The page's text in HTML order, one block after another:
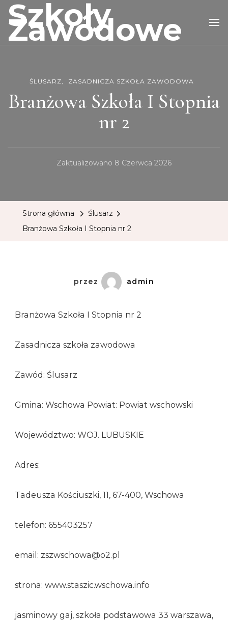
Szkoły
Zawodowe
ŚLUSARZ ZASADNICZA SZKOŁA ZAWODOWA
Branżowa Szkoła I Stopnia
nr 2
Zaktualizowano 8 Czerwca 2026
Strona główna
Ślusarz
Branżowa Szkoła I Stopnia nr 2
przez admin
Branżowa Szkoła I Stopnia nr 2
Zasadnicza szkoła zawodowa
Zawód: Ślusarz
Gmina: Wschowa Powiat: Powiat wschowski
Województwo: WOJ. LUBUSKIE
Adres:
Tadeusza Kościuszki, 11, 67-400, Wschowa
telefon: 655403257
email: zszwschowa@o2.pl
strona: www.staszic.wschowa.info
jasminowy gaj, szkoła podstawowa 33 warszawa,